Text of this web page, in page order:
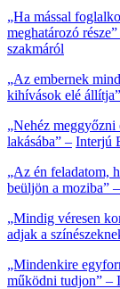
„Ha mással
meghatározó
szakmáról
„Az embernek
kihívások elé
„Nehéz
lakásába” – Interjú
„Az én feladatom,
beüljön a moziba”
„Mindig véresen
adjak a
„Mindenkire
működni tudjon” –